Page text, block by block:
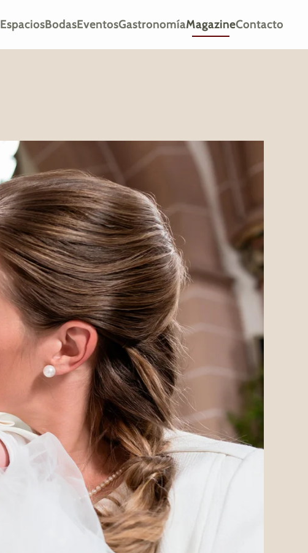
EspaciosBodasEventosGastronomíaMagazineContacto